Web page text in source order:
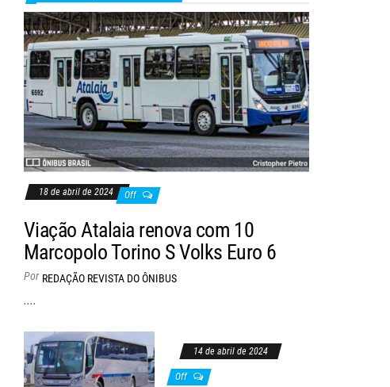
18 de abril de 2024 Off
Viação Atalaia renova com 10
Marcopolo Torino S Volks Euro 6
Por REDAÇÃO REVISTA DO ÔNIBUS
....
14 de abril de 2024
Off